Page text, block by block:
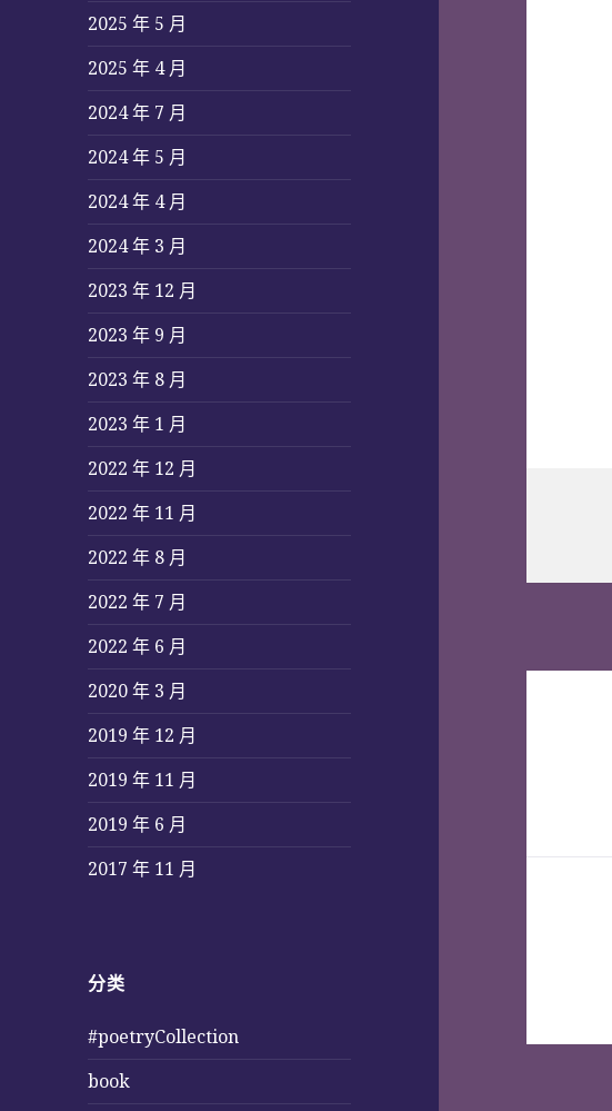
2025 年 5 月
2025 年 4 月
2024 年 7 月
2024 年 5 月
2024 年 4 月
2024 年 3 月
2023 年 12 月
2023 年 9 月
2023 年 8 月
2023 年 1 月
2022 年 12 月
2022 年 11 月
2022 年 8 月
2022 年 7 月
2022 年 6 月
2020 年 3 月
2019 年 12 月
2019 年 11 月
2019 年 6 月
2017 年 11 月
分类
#poetryCollection
book